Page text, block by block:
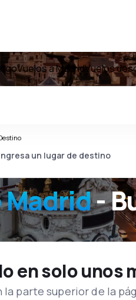
Vuelos a MadridVuelos
-
en solo unos
parte superior de la